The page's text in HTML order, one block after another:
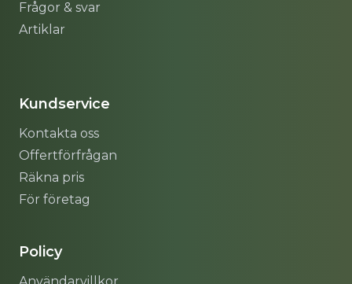
Frågor & svar
Artiklar
Kundservice
Kontakta oss
Offertförfrågan
Räkna pris
För företag
Policy
Användarvillkor